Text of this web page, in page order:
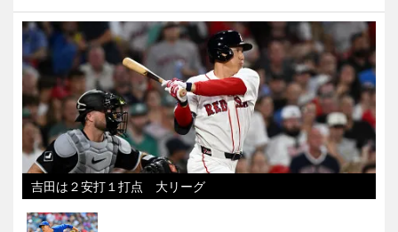
吉田は２安打１打点 大リーグ